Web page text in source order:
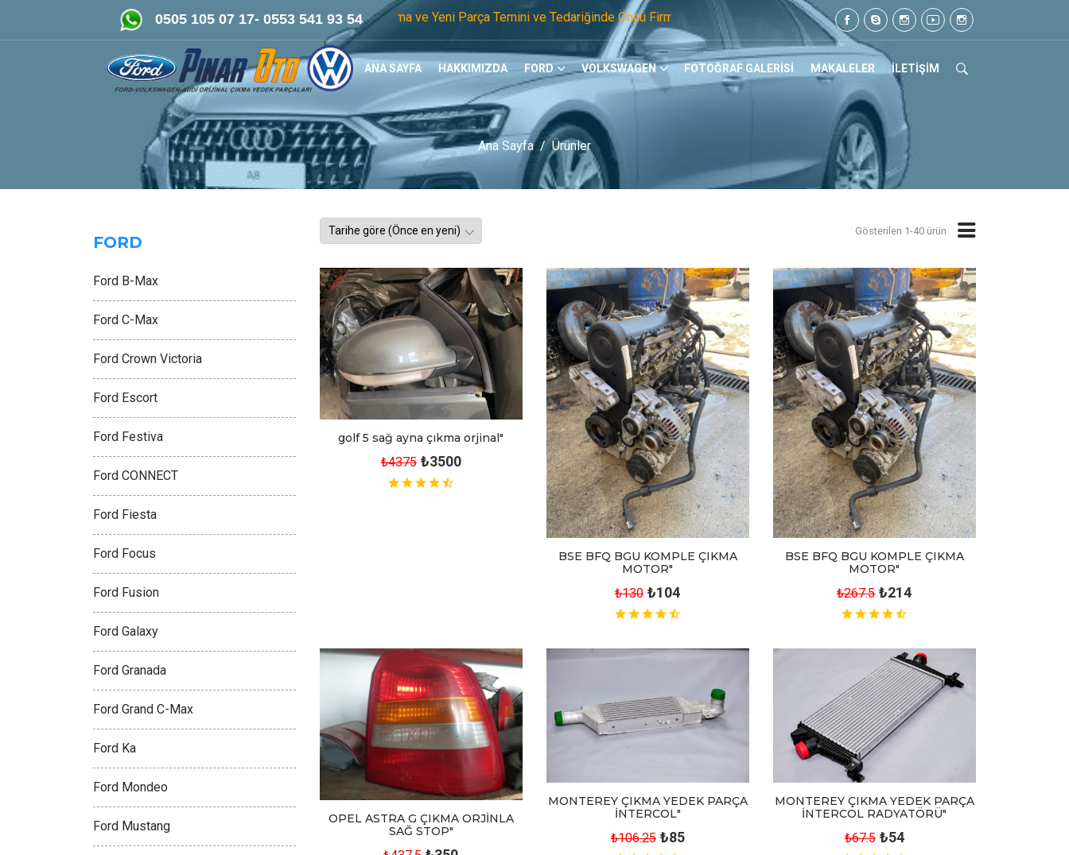
0505 105 07 17- 0553 541 93 54
FORD-VOLKSWAGEN- AUDİ Orijinal Çıkma ve Yeni Parça Temini ve Tedariğinde Öncü Firmayız. Tel: 0505 105 07 17
ANA SAYFA HAKKIMIZDA FORD VOLKSWAGEN FOTOĞRAF GALERİSİ MAKALELER İLETİŞİM
Ana Sayfa Ürünler
Gösterilen 1-40 ürün
golf 5 sağ ayna çıkma orjinal"
₺4375 ₺3500
BSE BFQ BGU KOMPLE ÇIKMA
MOTOR"
₺130 ₺104
BSE BFQ BGU KOMPLE ÇIKMA
MOTOR"
₺267.5 ₺214
OPEL ASTRA G ÇIKMA ORJİNLA
SAĞ STOP"
MONTEREY ÇIKMA YEDEK PARÇA
İNTERCOL"
₺106.25 ₺85
MONTEREY ÇIKMA YEDEK PARÇA
İNTERCOL RADYATÖRÜ"
₺67.5 ₺54
FORD
Ford B-Max
Ford C-Max
Ford Crown Victoria
Ford Escort
Ford Festiva
Ford CONNECT
Ford Fiesta
Ford Focus
Ford Fusion
Ford Galaxy
Ford Granada
Ford Grand C-Max
Ford Ka
Ford Mondeo
Ford Mustang